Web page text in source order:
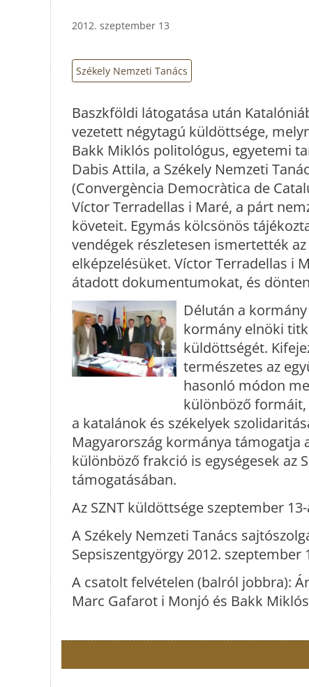
2012. szeptember 13
Székely Nemzeti Tanács
Baszkföldi látogatása után
vezetett négytagú küldöttsége,
Bakk Miklós politológus, egyetemi
Dabis Attila, a Székely Nemzeti
(Convergència Democràtica de
Víctor Terradellas i Maré, a párt
követeit. Egymás kölcsönös
vendégek részletesen ismertették
elképzelésüket. Víctor Terradellas i
átadott dokumentumokat, és
Délután a
kormány elnöki
küldöttségét.
természetes az
hasonló módon
különböző
a katalánok és székelyek
Magyarország kormánya
különböző frakció is egységesek az
támogatásában.
Az SZNT küldöttsége szeptember
A Székely Nemzeti Tanács
Sepsiszentgyörgy 2012. szeptember
A csatolt felvételen (balról jobbra):
Marc Gafarot i Monjó és Bakk